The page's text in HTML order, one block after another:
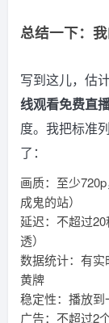
总结一下：
写到这儿，估
线观看免费直
度。我把标准
了：
画质：至少
成鬼的站）
延迟：不超过
透）
数据统计：有
黄牌
稳定性：播放
广告：不超过2